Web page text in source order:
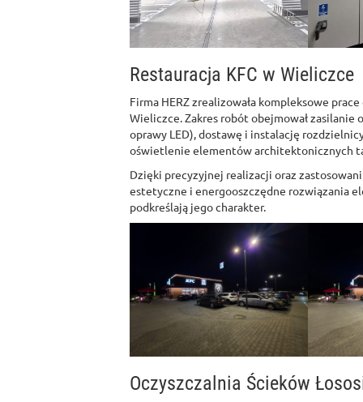
Restauracja KFC w Wieliczce
Firma HERZ zrealizowała kompleksowe
Wieliczce. Zakres robót obejmował
oprawy LED), dostawę i instalację
oświetlenie elementów architektonicznych
Dzięki precyzyjnej realizacji oraz
estetyczne i energooszczędne rozwiązania
podkreślają jego charakter.
Oczyszczalnia Ścieków